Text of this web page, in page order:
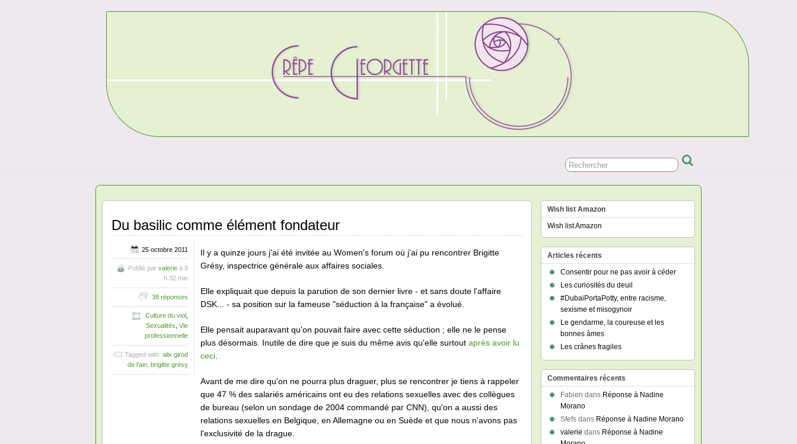
Du basilic comme élément fondateur
Il y a quinze jours j'ai été invitée au Women's forum où j'ai pu rencontrer Brigitte
Grésy, inspectrice générale aux affaires sociales.
Elle expliquait que depuis la parution de son dernier livre - et sans doute l'affaire
DSK... - sa position sur la fameuse "séduction à la française" a évolué.
Elle pensait auparavant qu'on pouvait faire avec cette séduction ; elle ne le pense
plus désormais. Inutile de dire que je suis du même avis qu'elle surtout après avoir lu
ceci
Avant de me dire qu'on ne pourra plus draguer, plus se rencontrer je tiens à rappeler
que 47 % des salariés américains ont eu des relations sexuelles avec des collègues
de bureau (selon un sondage de 2004 commandé par CNN), qu'on a aussi des
relations sexuelles en Belgique, en Allemagne ou en Suède et que nous n'avons pas
l'exclusivité de la drague.
25 octobre 2011
Publié par valerie à 9
h 32 min
38 réponses
Culture du viol ,
Sexualités, Vie
professionnelle
Tagged with: alix girod
de l'ain brigitte grésy
Wish list Amazon
Wish list Amazon
Articles récents
Consentir pour ne pas avoir à céder
Les curiosités du deuil
#DubaiPortaPotty, entre racisme,
sexisme et misogynoir
Le gendarme, la coureuse et les
bonnes âmes
Les crânes fragiles
Commentaires récents
Fabien dans Réponse à Nadine
Morano
Sfefs dans Réponse à Nadine Morano
valerie dans Réponse à Nadine